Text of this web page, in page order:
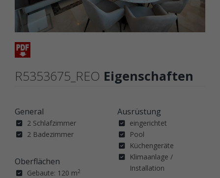
R5353675_REO Eigenschaften
General
2 Schlafzimmer
2 Badezimmer
Oberflächen
Gebaute: 120 m2
Ausrüstung
eingerichtet
Pool
Küchengeräte
Klimaanlage /
Installation